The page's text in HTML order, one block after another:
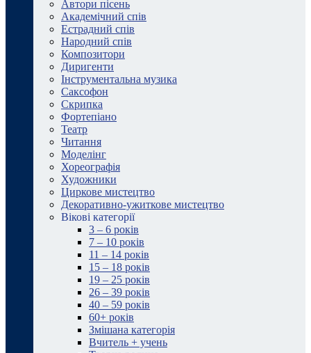
Автори пісень
Академічний спів
Естрадний спів
Народний спів
Композитори
Диригенти
Інструментальна музика
Саксофон
Скрипка
Фортепіано
Театр
Читання
Моделінг
Хореографія
Художники
Циркове мистецтво
Декоративно-ужиткове мистецтво
Вікові категорії
3 – 6 років
7 – 10 років
11 – 14 років
15 – 18 років
19 – 25 років
26 – 39 років
40 – 59 років
60+ років
Змішана категорія
Вчитель + учень